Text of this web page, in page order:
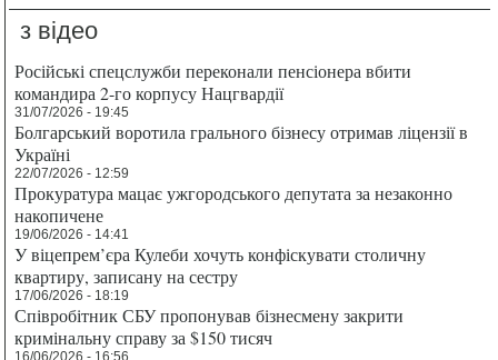
з відео
Російські спецслужби переконали пенсіонера вбити
командира 2-го корпусу Нацгвардії
31/07/2026 - 19:45
Болгарський воротила грального бізнесу отримав ліцензії в
Україні
22/07/2026 - 12:59
Прокуратура мацає ужгородського депутата за незаконно
накопичене
19/06/2026 - 14:41
У віцепрем’єра Кулеби хочуть конфіскувати столичну
квартиру, записану на сестру
17/06/2026 - 18:19
Співробітник СБУ пропонував бізнесмену закрити
кримінальну справу за $150 тисяч
16/06/2026 - 16:56